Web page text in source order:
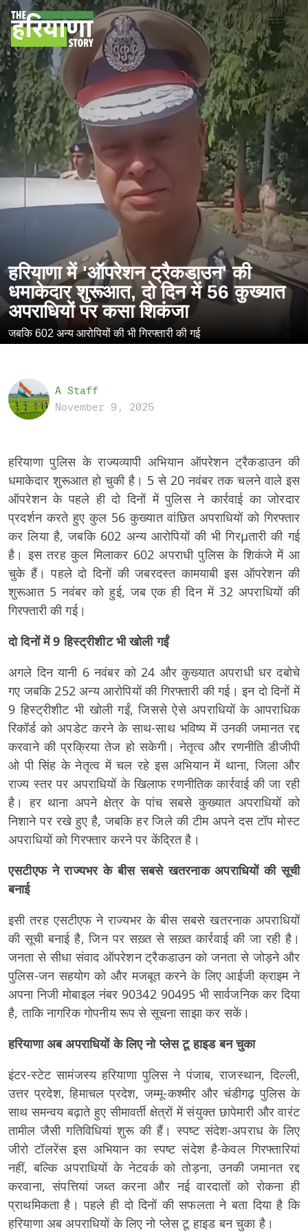
हरियाणा में 'ऑपरेशन ट्रैकडाउन' की
धमाकेदार शुरूआत, दो दिन में 56 कुख्यात
अपराधियों पर कसा शिकंजा
जबकि 602 अन्य आरोपियों की भी गिरफ्तारी की गई
A Staff
November 9, 2025
हरियाणा पुलिस के राज्यव्यापी अभियान ऑपरेशन ट्रैकडाउन की
धमाकेदार शुरूआत हो चुकी है। 5 से 20 नवंबर तक चलने वाले इस
ऑपरेशन के पहले ही दो दिनों में पुलिस ने कार्रवाई का जोरदार
प्रदर्शन करते हुए कुल 56 कुख्यात वांछित अपराधियों को गिरफ्तार
कर लिया है, जबकि 602 अन्य आरोपियों की भी गिरμतारी की गई
है। इस तरह कुल मिलाकर 602 अपराधी पुलिस के शिकंजे में आ
चुके हैं। पहले दो दिनों की जबरदस्त कामयाबी इस ऑपरेशन की
शुरूआत 5 नवंबर को हुई, जब एक ही दिन में 32 अपराधियों की
गिरफ्तारी की गई।
दो दिनों में 9 हिस्ट्रीशीट भी खोली गईं
अगले दिन यानी 6 नवंबर को 24 और कुख्यात अपराधी धर दबोचे
गए जबकि 252 अन्य आरोपियों की गिरफ्तारी की गई। इन दो दिनों में
9 हिस्ट्रीशीट भी खोली गईं, जिससे ऐसे अपराधियों के आपराधिक
रिकॉर्ड को अपडेट करने के साथ-साथ भविष्य में उनकी जमानत रद्द
करवाने की प्रक्रिया तेज हो सकेगी। नेतृत्व और रणनीति डीजीपी
ओ पी सिंह के नेतृत्व में चल रहे इस अभियान में थाना, जिला और
राज्य स्तर पर अपराधियों के खिलाफ रणनीतिक कार्रवाई की जा रही
है। हर थाना अपने क्षेत्र के पांच सबसे कुख्यात अपराधियों को
निशाने पर रखे हुए है, जबकि हर जिले की टीम अपने दस टॉप मोस्ट
अपराधियों को गिरफ्तार करने पर केंद्रित है।
एसटीएफ ने राज्यभर के बीस सबसे खतरनाक अपराधियों की सूची
बनाई
इसी तरह एसटीएफ ने राज्यभर के बीस सबसे खतरनाक अपराधियों
की सूची बनाई है, जिन पर सख़्त से सख़्त कार्रवाई की जा रही है।
जनता से सीधा संवाद ऑपरेशन ट्रैकडाउन को जनता से जोड़ने और
पुलिस-जन सहयोग को और मजबूत करने के लिए आईजी क्राइम ने
अपना निजी मोबाइल नंबर 90342 90495 भी सार्वजनिक कर दिया
है, ताकि नागरिक गोपनीय रूप से सूचना साझा कर सकें।
हरियाणा अब अपराधियों के लिए नो प्लेस टू हाइड बन चुका
इंटर-स्टेट सामंजस्य हरियाणा पुलिस ने पंजाब, राजस्थान, दिल्ली,
उत्तर प्रदेश, हिमाचल प्रदेश, जम्मू-कश्मीर और चंडीगढ़ पुलिस के
साथ समन्वय बढ़ाते हुए सीमावर्ती क्षेत्रों में संयुक्त छापेमारी और वारंट
तामील जैसी गतिविधियां शुरू की हैं। स्पष्ट संदेश-अपराध के लिए
जीरो टॉलरेंस इस अभियान का स्पष्ट संदेश है-केवल गिरफ्तारियां
नहीं, बल्कि अपराधियों के नेटवर्क को तोड़ना, उनकी जमानत रद्द
करवाना, संपत्तियां जब्त करना और नई वारदातों को रोकना ही
प्राथमिकता है। पहले ही दो दिनों की सफलता ने बता दिया है कि
हरियाणा अब अपराधियों के लिए नो प्लेस टू हाइड बन चुका है।